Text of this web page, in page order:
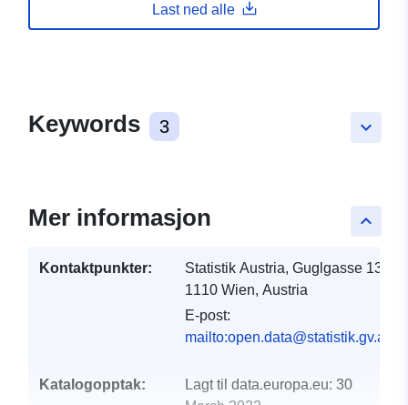
Last ned alle
keyboard_arrow_down
Keywords 3
keyboard_arrow_up
Mer informasjon
Kontaktpunkter:
Statistik Austria, Guglgasse 13,
1110 Wien, Austria
E-post:
mailto:open.data@statistik.gv.at
Katalogopptak: Lagt til data.europa.eu: 30